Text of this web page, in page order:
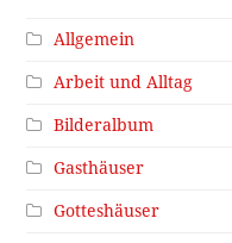
Allgemein
Arbeit und Alltag
Bilderalbum
Gasthäuser
Gotteshäuser